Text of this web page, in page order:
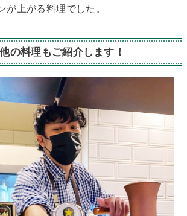
が上がる料理でした。
の料理もご紹介します！